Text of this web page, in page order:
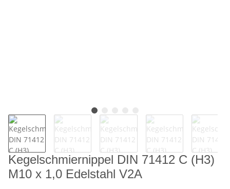
Kegelschmiernippel DIN 71412 C (H3)
M10 x 1,0 Edelstahl V2A